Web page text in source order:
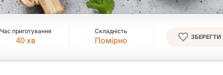
Час приготування
40 хв
Складність
Помірно ЗБЕРЕГТИ